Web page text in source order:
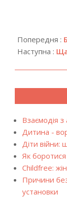
03-
12
Попередня :
Наступна :
Взаємодія
Дитина -
Діти війни:
Як
Childfree:
Причини
установки